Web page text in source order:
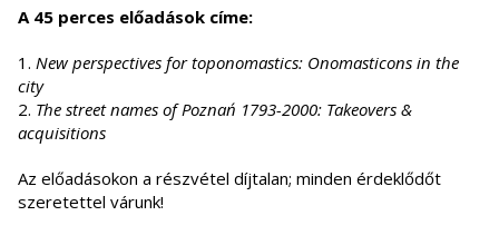
A 45 perces előadások címe:
1. New perspectives for toponomastics: Onomasticons in the
city
2. The street names of Poznań 1793-2000: Takeovers &
acquisitions
Az előadásokon a részvétel díjtalan; minden érdeklődőt
szeretettel várunk!